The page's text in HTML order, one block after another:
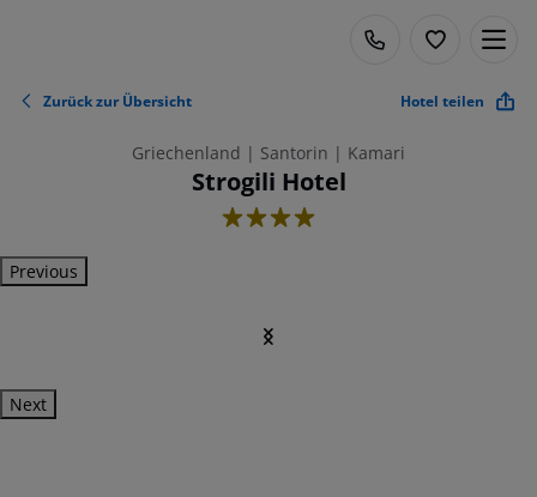
Zurück zur Übersicht Hotel teilen
Griechenland | Santorin | Kamari
Strogili Hotel
4
Previous
Next